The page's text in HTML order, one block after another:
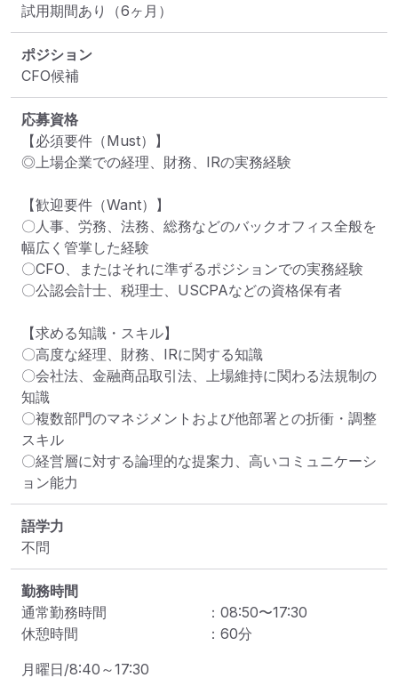
試用期間あり（6ヶ月）
ポジション
CFO候補
応募資格
【必須要件（Must）】
◎上場企業での経理、財務、IRの実務経験
【歓迎要件（Want）】
〇人事、労務、法務、総務などのバックオフィス全般を
幅広く管掌した経験
〇CFO、またはそれに準ずるポジションでの実務経験
〇公認会計士、税理士、USCPAなどの資格保有者
【求める知識・スキル】
〇高度な経理、財務、IRに関する知識
〇会社法、金融商品取引法、上場維持に関わる法規制の
知識
〇複数部門のマネジメントおよび他部署との折衝・調整
スキル
〇経営層に対する論理的な提案力、高いコミュニケーシ
ョン能力
語学力
不問
勤務時間
通常勤務時間
： 08:50〜17:30
休憩時間
： 60分
月曜日/8:40～17:30